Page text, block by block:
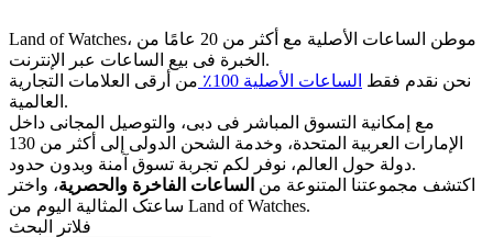
Land of Watches، موطن الساعات الأصلیة مع أکثر من 20 عامًا من
الخبرة فی بیع الساعات عبر الإنترنت.
نحن نقدم فقط الساعات الأصلیة 100٪
من أرقى العلامات التجاریة
العالمیة.
مع إمکانیة التسوق المباشر فی دبی، والتوصیل المجانی داخل
الإمارات العربیة المتحدة، وخدمة الشحن الدولی إلى أکثر من 130
دولة حول العالم، نوفر لکم تجربة تسوق آمنة وبدون حدود.
اکتشف مجموعتنا المتنوعة من الساعات الفاخرة والحصریة، واختر
ساعتک المثالیة الیوم من Land of Watches.
فلاتر البحث